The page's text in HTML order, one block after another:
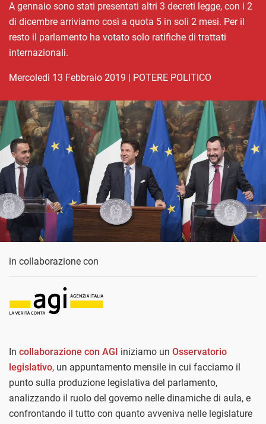
A gennaio sono stati presentati altri 3 decreti legge, con i 2
di dicembre arriviamo così a quota 5 in soli 2 mesi. Per il
resto il parlamento ha votato solo ratifiche di trattati
internazionali.
mercoledì 13 Febbraio 2019 | POTERE POLITICO
in collaborazione con
In collaborazione con AGI iniziamo un Osservatorio
legislativo, un appuntamento mensile in cui facciamo il
punto sulla produzione legislativa del parlamento,
analizzando il ruolo del governo nelle dinamiche di aula, e
confrontando il tutto con quanto avveniva nelle legislature